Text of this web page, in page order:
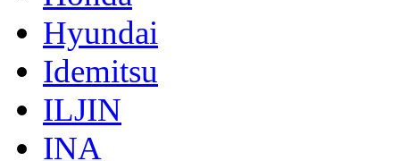
Hyundai
Idemitsu
ILJIN
INA